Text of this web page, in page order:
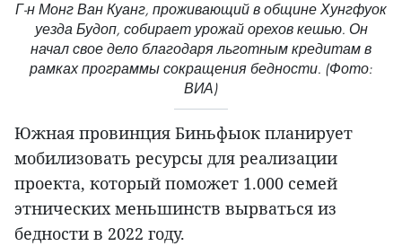
Г-н Монг Ван Куанг, проживающий в общине Хунгфуок
уезда Будоп, собирает урожай орехов кешью. Он
начал свое дело благодаря льготным кредитам в
рамках программы сокращения бедности. (Фото:
ВИА)
Южная провинция Биньфыок планирует
мобилизовать ресурсы для реализации
проекта, который поможет 1.000 семей
этнических меньшинств вырваться из
бедности в 2022 году.